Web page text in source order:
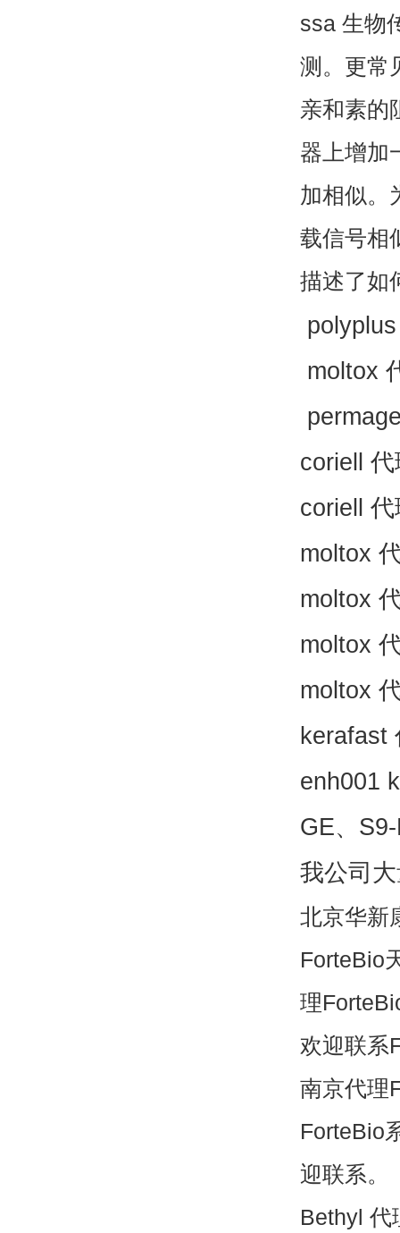
ssa 生物
测。更常
亲和素的
器上增加
加相似。
载信号相
描述了如
moltox
coriell
coriell
moltox
moltox
moltox
moltox
kerafast
enh001
GE、
我公司
北京华新
ForteBio
理
欢迎联系
南京代理
ForteBio
迎联系。
Bethyl 代